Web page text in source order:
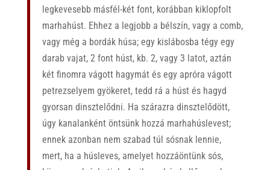
legkevesebb másfél-két font, korábban kiklopfolt
marhahúst. Ehhez a legjobb a bélszín, vagy a comb,
vagy még a bordák húsa; egy kislábosba tégy egy
darab vajat, 2 font húst, kb. 2, vagy 3 latot, aztán
két finomra vágott hagymát és egy apróra vágott
petrezselyem gyökeret, tedd rá a húst és hagyd
gyorsan dinsztelődni. Ha szárazra dinsztelődött,
úgy kanalanként öntsünk hozzá marhahúslevest;
ennek azonban nem szabad túl sósnak lennie,
mert, ha a húsleves, amelyet hozzáöntünk sós,